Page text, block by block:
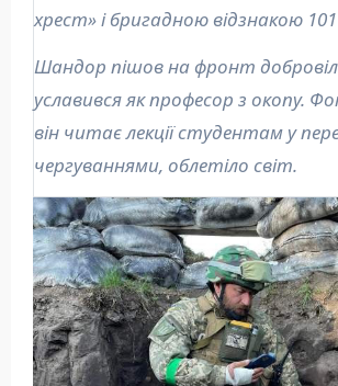
хрест» і бригадною відзнакою
Шандор пішов на фронт
уславився як професор з окопу.
він читає лекції студентам у
чергуваннями, облетіло світ.